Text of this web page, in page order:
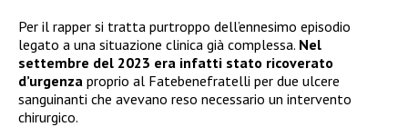
Per il rapper si tratta purtroppo dell’ennesimo episodio
legato a una situazione clinica già complessa. Nel
settembre del 2023 era infatti stato ricoverato
d’urgenza proprio al Fatebenefratelli per due ulcere
sanguinanti che avevano reso necessario un intervento
chirurgico.